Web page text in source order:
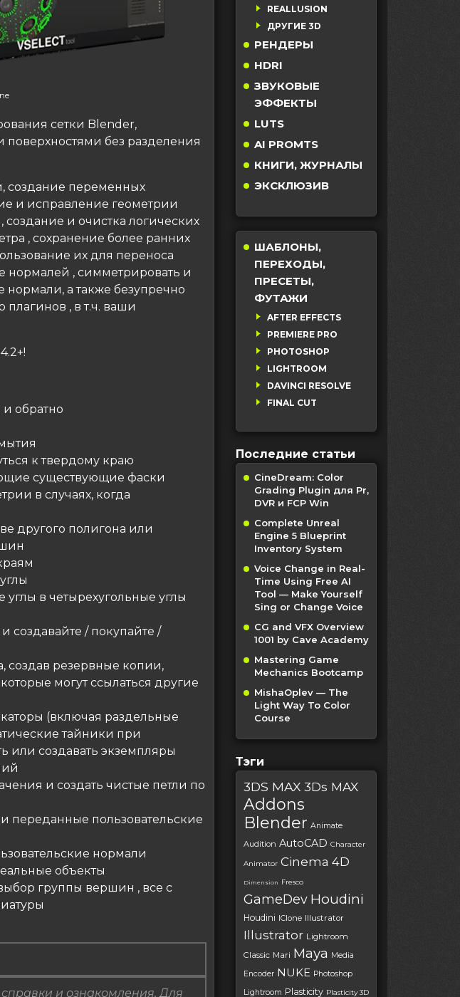
сетки Blender,
без разделения
создание переменных
и исправление геометрии
создание и очистка логических
, сохранение более ранних
их для переноса
нормалей , симметрировать и
нормали, а также безупречно
, в т.ч. ваши
обратно
к твердому краю
существующие фаски
в случаях, когда
другого полигона или
углы в четырехугольные углы
создавайте / покупайте /
создав резервные копии,
могут ссылаться другие
(включая раздельные
тайники при
или создавать экземпляры
и создать чистые петли по
переданные пользовательские
нормали
объекты
группы вершин , все с
и ознакомления. Для
REALLUSION
ДРУГИЕ 3D
РЕНДЕРЫ
HDRI
ЗВУКОВЫЕ
ЭФФЕКТЫ
LUTS
AI PROMTS
КНИГИ, ЖУРНАЛЫ
ЭКСКЛЮЗИВ
ШАБЛОНЫ,
ПЕРЕХОДЫ,
ПРЕСЕТЫ,
ФУТАЖИ
AFTER EFFECTS
PREMIERE PRO
PHOTOSHOP
LIGHTROOM
DAVINCI RESOLVE
FINAL CUT
Последние статьи
CineDream: Color
Grading Plugin для Pr,
DVR и FCP Win
Complete Unreal
Engine 5 Blueprint
Inventory System
Voice Change in Real-
Time Using Free AI
Tool — Make Yourself
Sing or Change Voice
CG and VFX Overview
1001 by Cave Academy
Mastering Game
Mechanics Bootcamp
MishaOplev — The
Light Way To Color
Course
Тэги
3DS MAX 3Ds MAX
Addons
Blender Animate
Audition AutoCAD Character
Animator Cinema 4D
Dimension Fresco
GameDev Houdini
Houdini IClone Illustrator
Illustrator Lightroom
Classic Mari Maya
Media
Encoder NUKE Photoshop
Lightroom Plasticity Plasticity 3D